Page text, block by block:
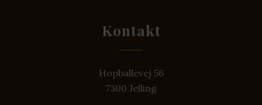
Kontakt
Hopballevej 56
7300 Jelling